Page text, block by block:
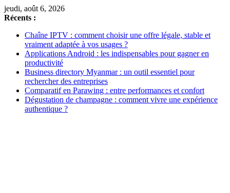
jeudi, août 6, 2026
Récents :
Chaîne IPTV : comment choisir une offre légale, stable et
vraiment adaptée à vos usages ?
Applications Android : les indispensables pour gagner en
productivité
Business directory Myanmar : un outil essentiel pour
rechercher des entreprises
Comparatif en Parawing : entre performances et confort
Dégustation de champagne : comment vivre une expérience
authentique ?